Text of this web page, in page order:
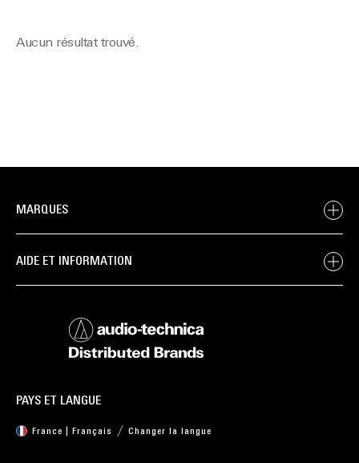
Aucun résultat trouvé.
MARQUES
AIDE ET INFORMATION
PAYS ET LANGUE
France | Français Changer la langue